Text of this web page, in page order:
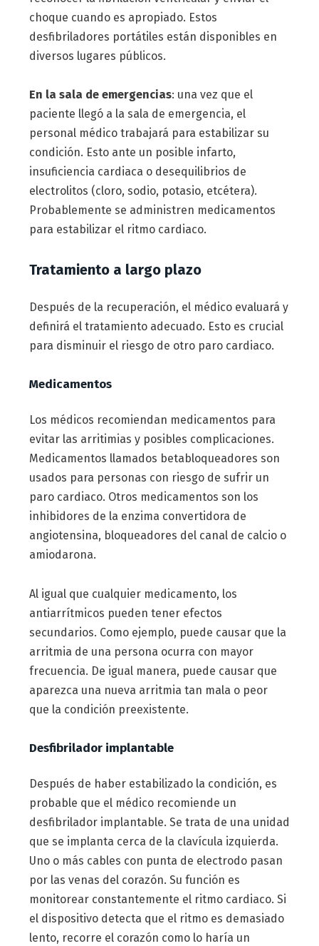
choque cuando es apropiado. Estos
desfibriladores portátiles están disponibles en
diversos lugares públicos.
En la sala de emergencias: una vez que el
paciente llegó a la sala de emergencia, el
personal médico trabajará para estabilizar su
condición. Esto ante un posible infarto,
insuficiencia cardiaca o desequilibrios de
electrolitos (cloro, sodio, potasio, etcétera).
Probablemente se administren medicamentos
para estabilizar el ritmo cardiaco.
Tratamiento a largo plazo
Después de la recuperación, el médico evaluará y
definirá el tratamiento adecuado. Esto es crucial
para disminuir el riesgo de otro paro cardiaco.
Medicamentos
Los médicos recomiendan medicamentos para
evitar las arritimias y posibles complicaciones.
Medicamentos llamados betabloqueadores son
usados para personas con riesgo de sufrir un
paro cardiaco. Otros medicamentos son los
inhibidores de la enzima convertidora de
angiotensina, bloqueadores del canal de calcio o
amiodarona.
Al igual que cualquier medicamento, los
antiarrítmicos pueden tener efectos
secundarios. Como ejemplo, puede causar que la
arritmia de una persona ocurra con mayor
frecuencia. De igual manera, puede causar que
aparezca una nueva arritmia tan mala o peor
que la condición preexistente.
Desfibrilador implantable
Después de haber estabilizado la condición, es
probable que el médico recomiende un
desfibrilador implantable. Se trata de una unidad
que se implanta cerca de la clavícula izquierda.
Uno o más cables con punta de electrodo pasan
por las venas del corazón. Su función es
monitorear constantemente el ritmo cardiaco. Si
el dispositivo detecta que el ritmo es demasiado
lento, recorre el corazón como lo haría un